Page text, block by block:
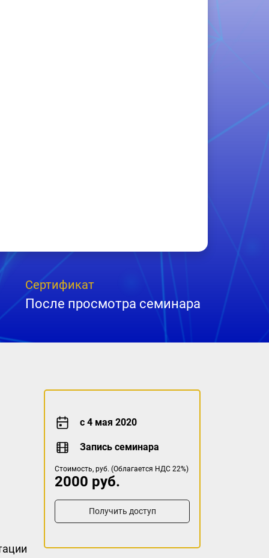
Сертификат
После просмотра семинара
с 4 мая 2020
Запись семинара
Стоимость, руб. (Облагается НДС 22%)
2000 руб.
Получить доступ